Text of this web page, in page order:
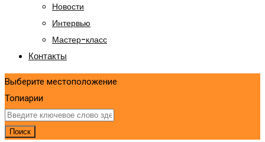
Новости
Интервью
Мастер-класс
Контакты
Выберите местоположение
Топиарии
Поиск